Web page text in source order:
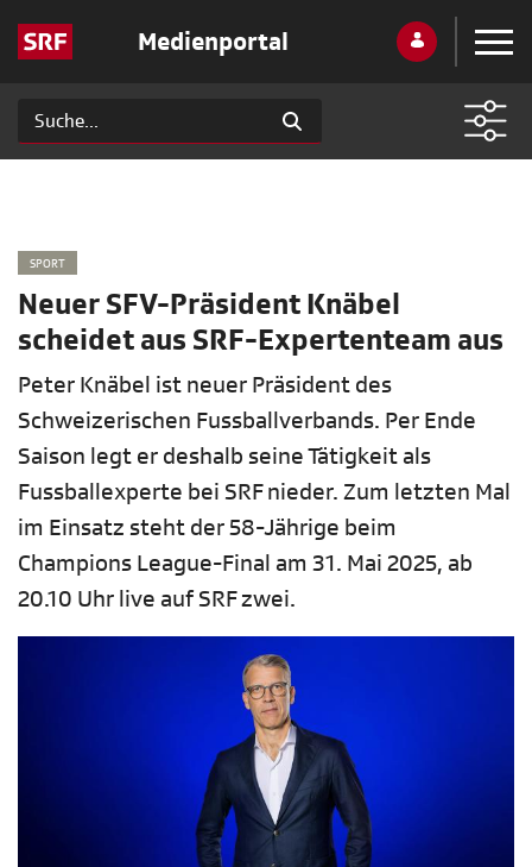
Medienportal
SPORT
Neuer SFV-Präsident Knäbel
scheidet aus SRF-Expertenteam aus
Peter Knäbel ist neuer Präsident des
Schweizerischen Fussballverbands. Per Ende
Saison legt er deshalb seine Tätigkeit als
Fussballexperte bei SRF nieder. Zum letzten Mal
im Einsatz steht der 58-Jährige beim
Champions League-Final am 31. Mai 2025, ab
20.10 Uhr live auf SRF zwei.